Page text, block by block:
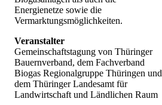
Energienetze sowie die
Vermarktungsmöglichkeiten.
Veranstalter
Gemeinschaftstagung von Thüringer
Bauernverband, dem Fachverband
Biogas Regionalgruppe Thüringen und
dem Thüringer Landesamt für
Landwirtschaft und Ländlichen Raum